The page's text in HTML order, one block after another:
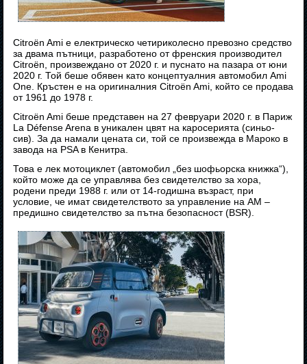
Citroën Ami е електрическо четириколесно превозно средство
за двама пътници, разработено от френския производител
Citroën, произвеждано от 2020 г. и пуснато на пазара от юни
2020 г. Той беше обявен като концептуалния автомобил Ami
One. Кръстен е на оригиналния Citroën Ami, който се продава
от 1961 до 1978 г.
Citroën Ami беше представен на 27 февруари 2020 г. в Париж
La Défense Arena в уникален цвят на каросерията (синьо-
сив). За да намали цената си, той се произвежда в Мароко в
завода на PSA в Кенитра.
Това е лек мотоциклет (автомобил „без шофьорска книжка“),
който може да се управлява без свидетелство за хора,
родени преди 1988 г. или от 14-годишна възраст, при
условие, че имат свидетелството за управление на АМ –
предишно свидетелство за пътна безопасност (BSR).